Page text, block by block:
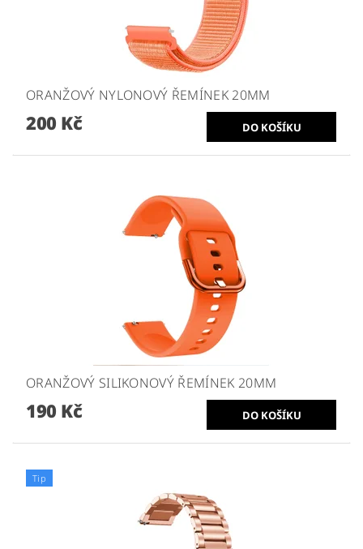
ORANŽOVÝ NYLONOVÝ ŘEMÍNEK 20MM
200 Kč
ORANŽOVÝ SILIKONOVÝ ŘEMÍNEK 20MM
190 Kč
Tip